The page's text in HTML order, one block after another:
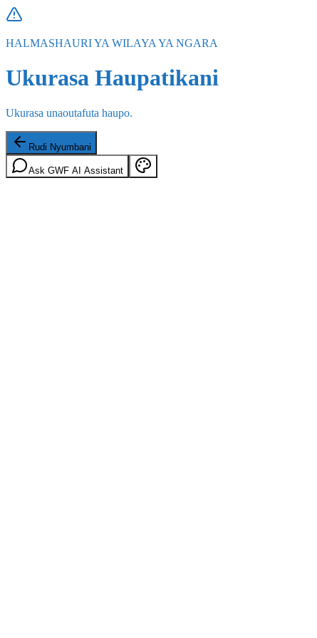
HALMASHAURI YA WILAYA YA NGARA
Ukurasa Haupatikani
Ukurasa unaoutafuta haupo.
Rudi Nyumbani
Ask GWF AI Assistant